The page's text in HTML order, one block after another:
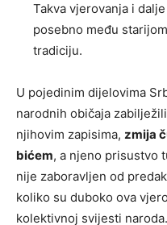
Takva vjerovanja i
posebno među
tradiciju.
U pojedinim dijelovima
narodnih običaja
njihovim zapisima, zmija
bićem, a njeno prisustvo
nije zaboravljen od
koliko su duboko ova
kolektivnoj svijesti naroda.